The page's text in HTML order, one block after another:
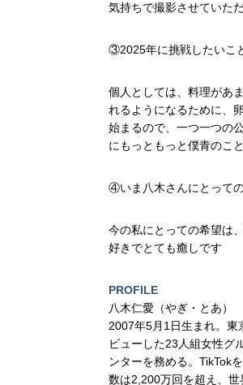
気持ちで撮影させていた
③2025年に挑戦したいこ
個人としては、料理があ
れるようになるために、
始まるので、一つ一つの
にもっともっと僕青のこ
④いま八木さんにとって
今の私にとっての希望は
好きでとても癒しです
PROFILE
八木仁愛（やぎ・とあ）
2007年5月1日生まれ。東
ビューした23人組女性グ
ンターを務める。TikTok
数は2,200万回を超え、世